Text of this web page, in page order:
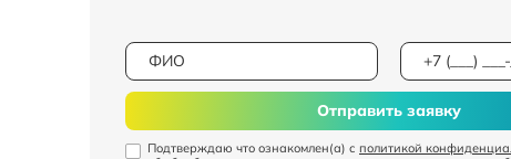
Подтверждаю что ознакомлен(а) с политикой
Отправить заявку